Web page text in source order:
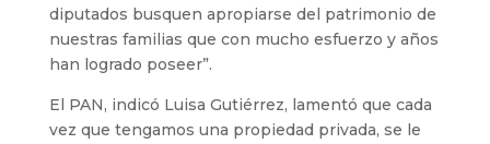
diputados busquen apropiarse del patrimonio de
nuestras familias que con mucho esfuerzo y años
han logrado poseer”.
El PAN, indicó Luisa Gutiérrez, lamentó que cada
vez que tengamos una propiedad privada, se le